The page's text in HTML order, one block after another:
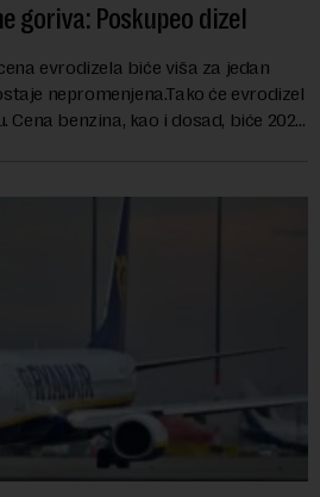
goriva: Poskupeo dizel
evrodizela biće viša za jedan
nepromenjena.Tako će evrodizel
Cena benzina, kao i dosad, biće 202